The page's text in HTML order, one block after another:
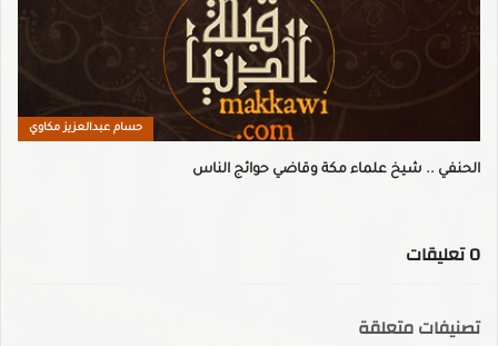
حسام عبدالعزيز مكاوي
الحنفي .. شيخ علماء مكة وقاضي حوائج الناس
0تعليقات
تصنيفات متعلقة